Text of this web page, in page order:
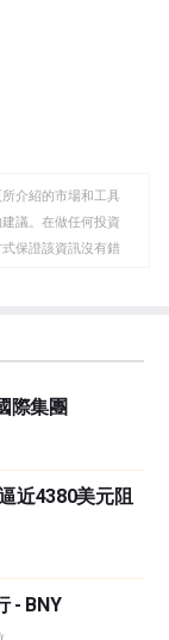
介紹的市場和工具
議。在做任何投資
保證該資訊沒有錯
者不對本頁連結的
中提到的任何股票
除了FXStreet，作
性、完整性或適用
或任何損失，傷害
本文作者和
議。
際集團
近4380美元阻
- BNY